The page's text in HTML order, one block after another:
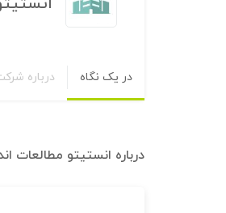
در یک نگاه درباره
درباره انستیتو مطالعات